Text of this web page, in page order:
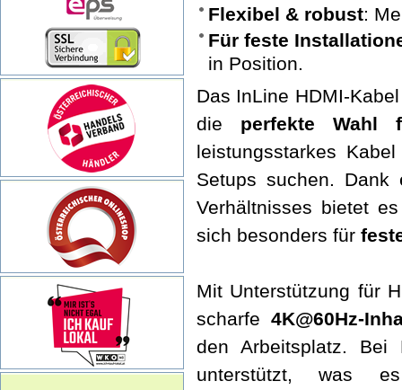
Flexibel & robust:
Für feste
in Position.
Das InLine HDMI-
die perfekte Wahl
leistungsstarkes
Setups suchen. Dank
Verhältnisses bietet
sich besonders für
Mit Unterstützung für
scharfe 4K@60Hz-
den Arbeitsplatz.
unterstützt, was